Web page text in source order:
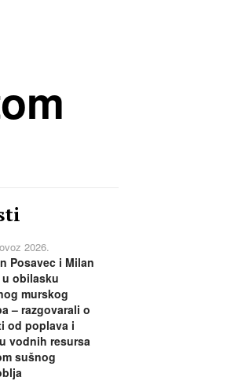
2026.
Posavec i Milan
u obilasku
murskog
– razgovarali o
od poplava i
vodnih resursa
sušnog